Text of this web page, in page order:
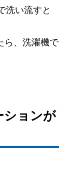
洗い流すと
ら、洗濯機で
ションが